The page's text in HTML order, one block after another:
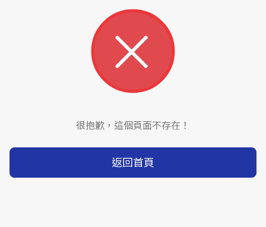
很抱歉，這個頁面不存在！
返回首頁